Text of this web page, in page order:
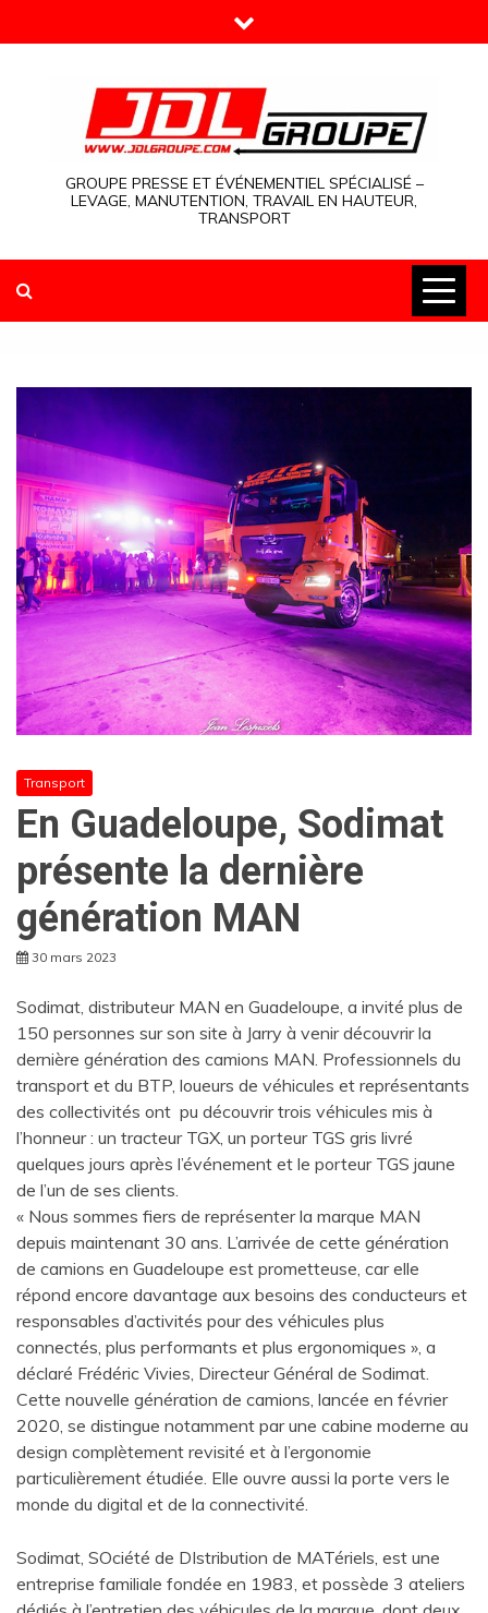
to
GROUPE PRESSE ET ÉVÉNEMENTIEL SPÉCIALISÉ –
LEVAGE, MANUTENTION, TRAVAIL EN HAUTEUR,
TRANSPORT
Transport
En Guadeloupe, Sodimat
présente la dernière
génération MAN
30 mars 2023
Sodimat, distributeur MAN en Guadeloupe, a invité plus de
150 personnes sur son site à Jarry à venir découvrir la
dernière génération des camions MAN. Professionnels du
transport et du BTP, loueurs de véhicules et représentants
des collectivités ont pu découvrir trois véhicules mis à
l’honneur : un tracteur TGX, un porteur TGS gris livré
quelques jours après l’événement et le porteur TGS jaune
de l’un de ses clients.
« Nous sommes fiers de représenter la marque MAN
depuis maintenant 30 ans. L’arrivée de cette génération
de camions en Guadeloupe est prometteuse, car elle
répond encore davantage aux besoins des conducteurs et
responsables d’activités pour des véhicules plus
connectés, plus performants et plus ergonomiques », a
déclaré Frédéric Vivies, Directeur Général de Sodimat.
Cette nouvelle génération de camions, lancée en février
2020, se distingue notamment par une cabine moderne au
design complètement revisité et à l’ergonomie
particulièrement étudiée. Elle ouvre aussi la porte vers le
monde du digital et de la connectivité.
Sodimat, SOciété de DIstribution de MATériels, est une
entreprise familiale fondée en 1983, et possède 3 ateliers